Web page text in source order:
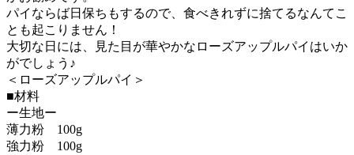
パイならば日保ちもするので、食べきれずに捨てるなんてこ
とも起こりません！
大切な日には、見た目が華やかなローズアップルパイはいか
がでしょう♪
＜ローズアップルパイ＞
■材料
ー生地ー
薄力粉 100g
強力粉 100g